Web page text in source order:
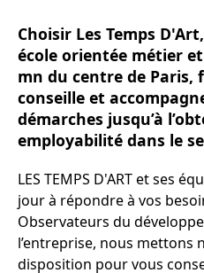
Choisir Les Temps
école orientée métier
mn du centre de Paris,
conseille et
démarches jusqu’à
employabilité dans le
LES TEMPS D'ART et ses
jour à répondre à vos
Observateurs du
l’entreprise, nous mettons
disposition pour vous